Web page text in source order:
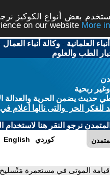
بعض أنواع الكوكيز
on our website
العلمانية -وكالة أنباء العمال
الطب والعلوم
ربحية
يضمن الحرية والعدالة
الحر والتى نالها أعلام في
نرجو النقر هنا لاستخدام
English كوردي
الموتى في مستعمرة مَتْسليح